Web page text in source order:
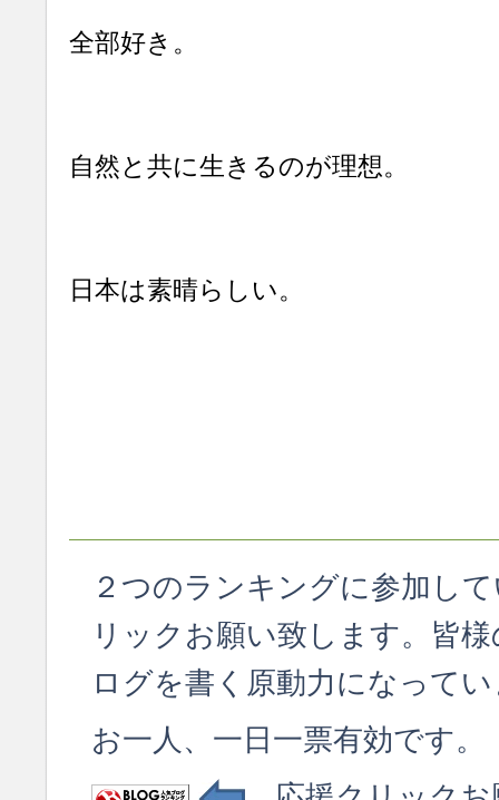
全部好き。
自然と共に生きるのが理想。
日本は素晴らしい。
２つのランキングに参加し
リックお願い致します。皆
ログを書く原動力になって
お一人、一日一票有効です。